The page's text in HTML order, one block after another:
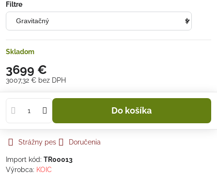
Filtre
Skladom
3699 €
3007,32 € bez DPH
Do košíka
Strážny pes Doručenia
Import kód: TR00013
Výrobca: KOIC